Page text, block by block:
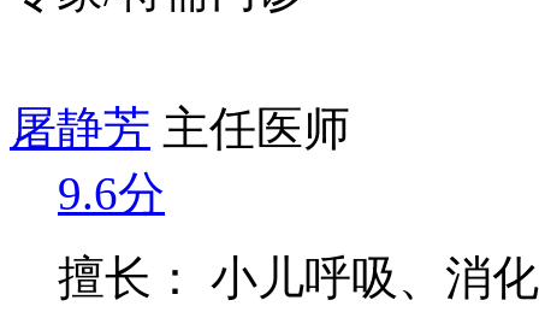
屠静芳 主任医师
9.6分
擅长： 小儿呼吸、消